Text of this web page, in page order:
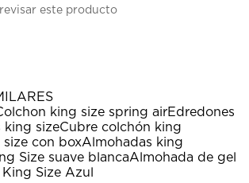
para
estrellas.
Esta
acción
abrirá
el
formulario
este producto
king size spring airEdredones
king sizeCubre colchón king
con boxAlmohadas king
Size suave blancaAlmohada de gel
King Size Azul